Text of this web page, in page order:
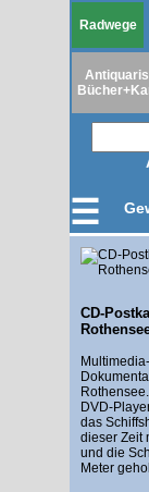
Radwege
☰
CD-
DVD-
das
dieser Zeit
und die
Meter